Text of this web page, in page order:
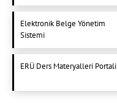
Elektronik Belge Yönetim
Sistemi
ERÜ Ders Materyalleri Portali